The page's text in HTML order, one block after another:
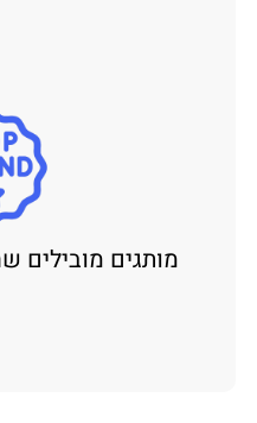
מותגים מובילים